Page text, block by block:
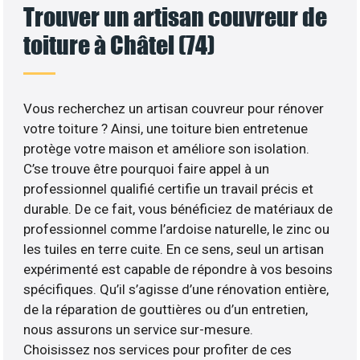
Trouver un artisan couvreur de
toiture à Châtel (74)
Vous recherchez un artisan couvreur pour rénover
votre toiture ? Ainsi, une toiture bien entretenue
protège votre maison et améliore son isolation.
C’se trouve être pourquoi faire appel à un
professionnel qualifié certifie un travail précis et
durable. De ce fait, vous bénéficiez de matériaux de
professionnel comme l’ardoise naturelle, le zinc ou
les tuiles en terre cuite. En ce sens, seul un artisan
expérimenté est capable de répondre à vos besoins
spécifiques. Qu’il s’agisse d’une rénovation entière,
de la réparation de gouttières ou d’un entretien,
nous assurons un service sur-mesure.
Choisissez nos services pour profiter de ces